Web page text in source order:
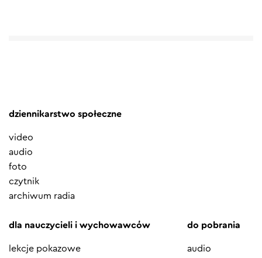
dziennikarstwo społeczne
video
audio
foto
czytnik
archiwum radia
dla nauczycieli i wychowawców
lekcje pokazowe
do pobrania
audio